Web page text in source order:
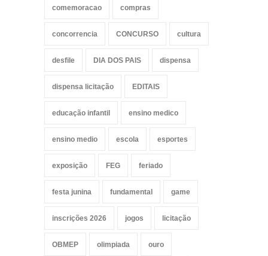
comemoracao compras
concorrencia CONCURSO cultura
desfile DIA DOS PAIS dispensa
dispensa licitação EDITAIS
educação infantil ensino medico
ensino medio escola esportes
exposição FEG feriado
festa junina fundamental game
inscrições 2026 jogos licitação
OBMEP olimpiada ouro